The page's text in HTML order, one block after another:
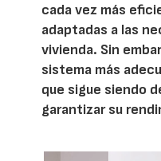
cada vez más
adaptadas a las
vivienda. Sin
sistema más
que sigue siendo
garantizar su